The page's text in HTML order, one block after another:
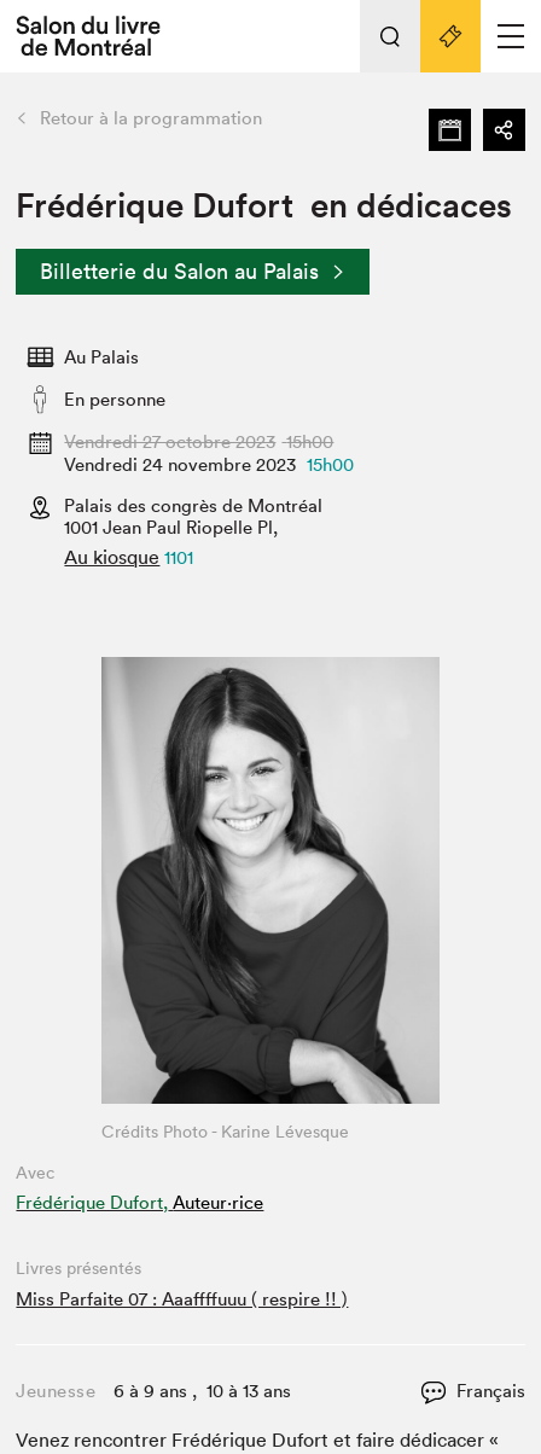
Espace exposant⋅e⋅s
Espace enseignant·e·s
Espace médias
L'événement
Préparer sa visite au Salon
Actualités
SLM PRO
retour Nos activités
Préparer sa visite
Salon dans la ville et en ligne
Projets partenaires
Liens pratiques
Retour à la programmation
Frédérique Dufort en dédicaces
Billetterie du Salon au Palais
Au Palais
En personne
Vendredi 27 octobre 2023 15h00
Vendredi 24 novembre 2023 15h00
Palais des congrès de Montréal
1001 Jean Paul Riopelle Pl,
Au kiosque 1101
Avec
Frédérique Dufort, Auteur·rice
Crédits Photo - Karine Lévesque
Livres présentés
Miss Parfaite 07 : Aaaffffuuu ( respire !! )
Jeunesse 6 à 9 ans , 10 à 13 ans Français
Venez ren­con­tr­er Frédérique Dufort et faire dédi­cac­er «